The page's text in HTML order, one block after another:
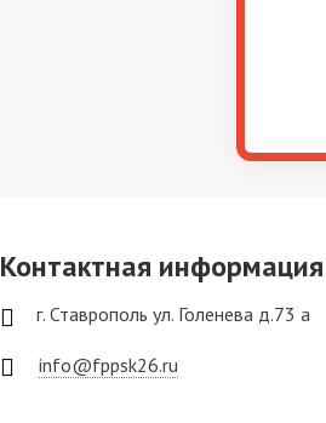
Контактная информация
г. Ставрополь ул. Голенева д.73 а
info@fppsk26.ru